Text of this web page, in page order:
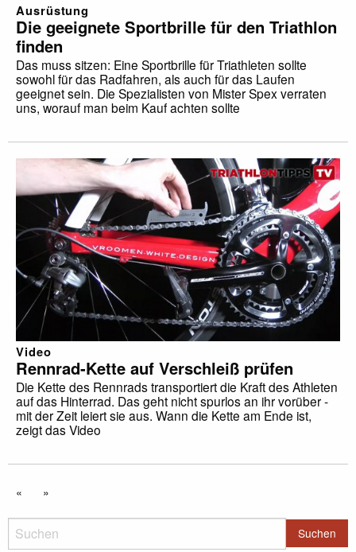
Ausrüstung
Die geeignete Sportbrille für den Triathlon
finden
Das muss sitzen: Eine Sportbrille für Triathleten sollte
sowohl für das Radfahren, als auch für das Laufen
geeignet sein. Die Spezialisten von Mister Spex verraten
uns, worauf man beim Kauf achten sollte
Video
Rennrad-Kette auf Verschleiß prüfen
Die Kette des Rennrads transportiert die Kraft des Athleten
auf das Hinterrad. Das geht nicht spurlos an ihr vorüber -
mit der Zeit leiert sie aus. Wann die Kette am Ende ist,
zeigt das Video
« »